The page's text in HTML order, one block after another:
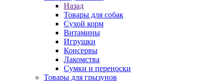
Назад
Товары для собак
Cухой корм
Витамины
Игрушки
Консервы
Лакомства
Сумки и переноски
Товары для грызунов